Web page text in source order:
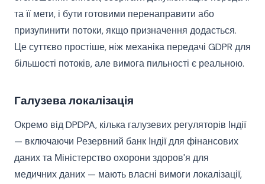
та її мети, і бути готовими перенаправити або
призупинити потоки, якщо призначення додасться.
Це суттєво простіше, ніж механіка передачі GDPR для
більшості потоків, але вимога пильності є реальною.
Галузева локалізація
Окремо від DPDPA, кілька галузевих регуляторів Індії
— включаючи Резервний банк Індії для фінансових
даних та Міністерство охорони здоров'я для
медичних даних — мають власні вимоги локалізації,